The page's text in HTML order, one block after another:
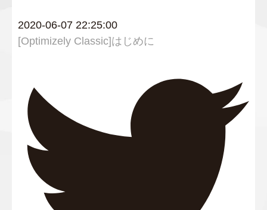
2020-06-07 22:25:00
[Optimizely Classic]はじめに